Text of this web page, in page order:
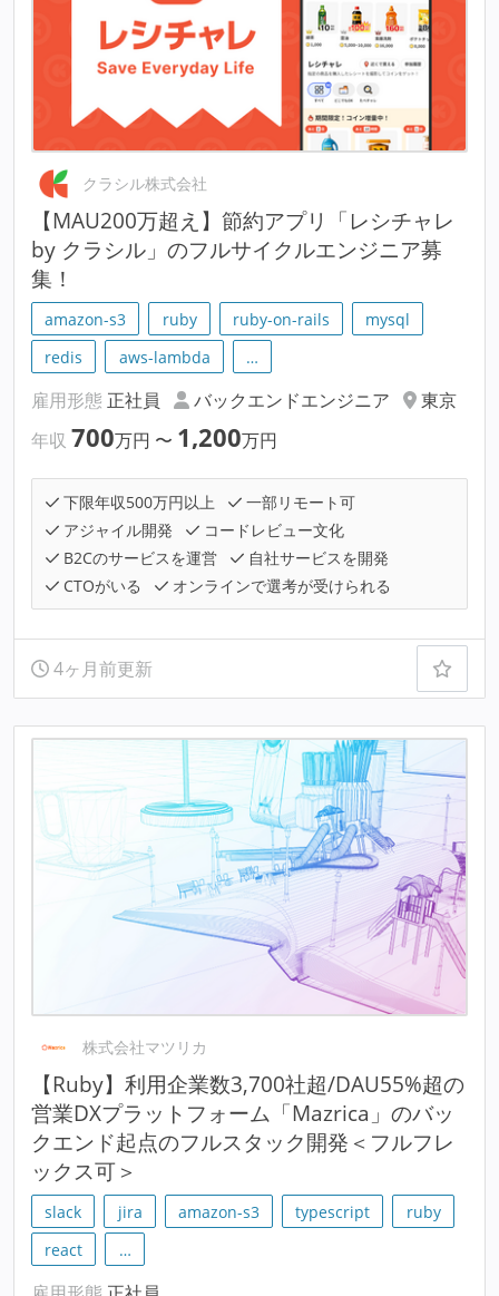
クラシル株式会社
【MAU200万超え】節約アプリ「レシチャレ
by クラシル」のフルサイクルエンジニア募
集！
amazon-s3 ruby ruby-on-rails
mysql
redis
aws-lambda …
雇用形態 正社員 バックエンドエンジニア
東京
年収 700万円 〜 1,200万円
下限年収500万円以上
一部リモート可
アジャイル開発
コードレビュー文化
B2Cのサービスを運営
自社サービスを開発
CTOがいる
オンラインで選考が受けられる
4ヶ月前更新
株式会社マツリカ
【Ruby】利用企業数3,700社超/DAU55%超の
営業DXプラットフォーム「Mazrica」のバッ
クエンド起点のフルスタック開発＜フルフレ
ックス可＞
slack jira amazon-s3 typescript
ruby
react
…